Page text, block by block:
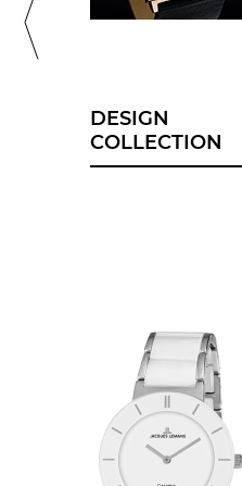
DESIGN
COLLECTION